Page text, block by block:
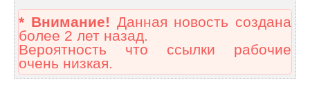
* Внимание! Данная новость создана
более 2 лет назад.
Вероятность что ссылки рабочие
очень низкая.